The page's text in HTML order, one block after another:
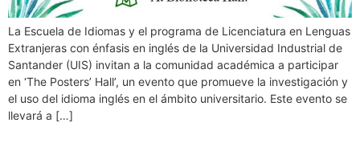
La Escuela de Idiomas y el programa de Licenciatura en Lenguas
Extranjeras con énfasis en inglés de la Universidad Industrial de
Santander (UIS) invitan a la comunidad académica a participar
en ‘The Posters’ Hall’, un evento que promueve la investigación y
el uso del idioma inglés en el ámbito universitario. Este evento se
llevará a […]